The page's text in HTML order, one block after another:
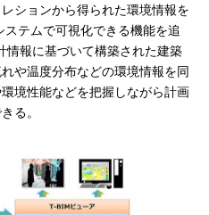
ションから得られた環境情報を
テムで可視化できる機能を追
情報に基づいて構築された建築
や温度分布などの環境情報を同
境性能などを把握しながら計画
る。